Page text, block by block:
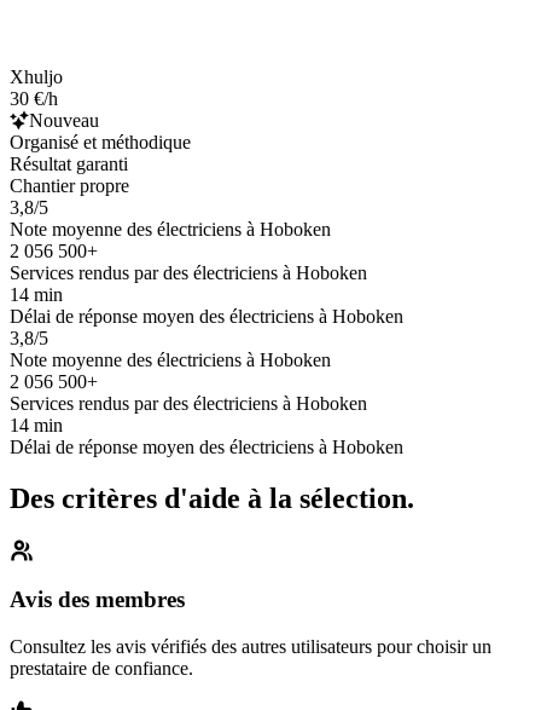
Xhuljo
30 €/h
Nouveau
Organisé et méthodique
Résultat garanti
Chantier propre
3,8/5
Note moyenne des électriciens à Hoboken
2 056 500+
Services rendus par des électriciens à Hoboken
14 min
Délai de réponse moyen des électriciens à Hoboken
3,8/5
Note moyenne des électriciens à Hoboken
2 056 500+
Services rendus par des électriciens à Hoboken
14 min
Délai de réponse moyen des électriciens à Hoboken
Des critères d'aide à la sélection.
Avis des membres
Consultez les avis vérifiés des autres utilisateurs pour choisir un
prestataire de confiance.